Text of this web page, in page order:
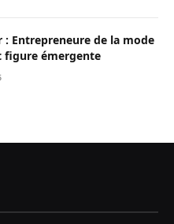
: Entrepreneure de la mode
figure émergente